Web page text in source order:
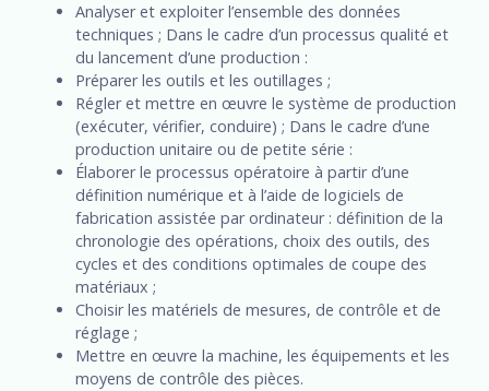
Analyser et exploiter l’ensemble des données
techniques ; Dans le cadre d’un processus qualité et
du lancement d’une production :
Préparer les outils et les outillages ;
Régler et mettre en œuvre le système de production
(exécuter, vérifier, conduire) ; Dans le cadre d’une
production unitaire ou de petite série :
Élaborer le processus opératoire à partir d’une
définition numérique et à l’aide de logiciels de
fabrication assistée par ordinateur : définition de la
chronologie des opérations, choix des outils, des
cycles et des conditions optimales de coupe des
matériaux ;
Choisir les matériels de mesures, de contrôle et de
réglage ;
Mettre en œuvre la machine, les équipements et les
moyens de contrôle des pièces.